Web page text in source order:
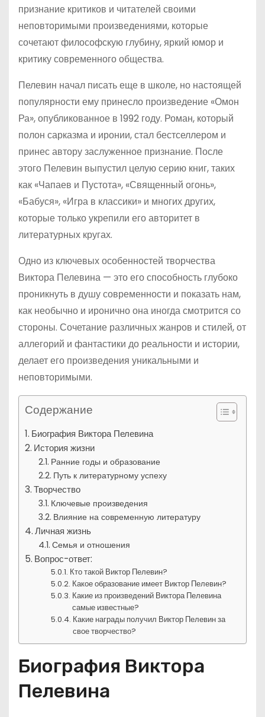
признание критиков и читателей своими
неповторимыми произведениями, которые
сочетают философскую глубину, яркий юмор и
критику современного общества.
Пелевин начал писать еще в школе, но настоящей
популярности ему принесло произведение «Омон
Ра», опубликованное в 1992 году. Роман, который
полон сарказма и иронии, стал бестселлером и
принес автору заслуженное признание. После
этого Пелевин выпустил целую серию книг, таких
как «Чапаев и Пустота», «Священный огонь»,
«Бабуся», «Игра в классики» и многих других,
которые только укрепили его авторитет в
литературных кругах.
Одно из ключевых особенностей творчества
Виктора Пелевина — это его способность глубоко
проникнуть в душу современности и показать нам,
как необычно и иронично она иногда смотрится со
стороны. Сочетание различных жанров и стилей, от
аллегорий и фантастики до реальности и истории,
делает его произведения уникальными и
неповторимыми.
Содержание
Биография Виктора Пелевина
История жизни
Ранние годы и образование
Путь к литературному успеху
Творчество
Ключевые произведения
Влияние на современную литературу
Личная жизнь
Семья и отношения
Вопрос-ответ:
Кто такой Виктор Пелевин?
Какое образование имеет Виктор Пелевин?
Какие из произведений Виктора Пелевина
самые известные?
Какие награды получил Виктор Пелевин за
свое творчество?
Биография Виктора
Пелевина